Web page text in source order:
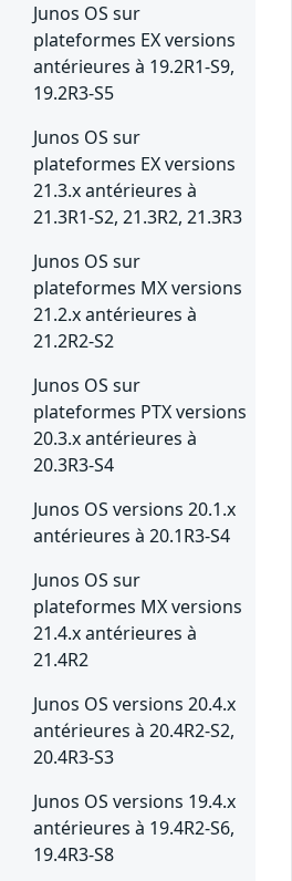
Junos OS sur
plateformes EX versions
antérieures à 19.2R1-S9,
19.2R3-S5
Junos OS sur
plateformes EX versions
21.3.x antérieures à
21.3R1-S2, 21.3R2, 21.3R3
Junos OS sur
plateformes MX versions
21.2.x antérieures à
21.2R2-S2
Junos OS sur
plateformes PTX versions
20.3.x antérieures à
20.3R3-S4
Junos OS versions 20.1.x
antérieures à 20.1R3-S4
Junos OS sur
plateformes MX versions
21.4.x antérieures à
21.4R2
Junos OS versions 20.4.x
antérieures à 20.4R2-S2,
20.4R3-S3
Junos OS versions 19.4.x
antérieures à 19.4R2-S6,
19.4R3-S8